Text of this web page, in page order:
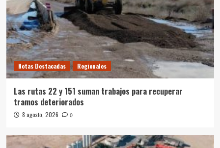
Notas Destacadas Regionales
Las rutas 22 y 151 suman trabajos para recuperar
tramos deteriorados
8 agosto, 2026 0